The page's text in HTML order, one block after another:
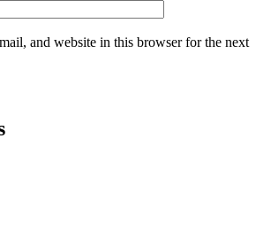
and website in this browser for the next